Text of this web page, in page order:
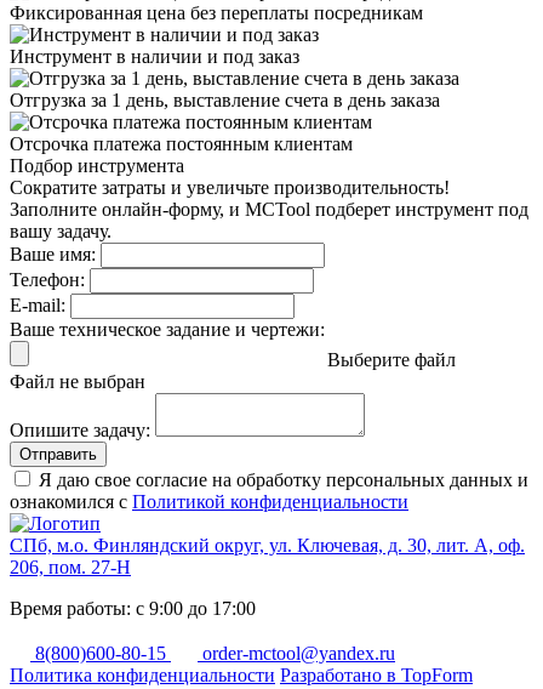
Фиксированная цена без переплаты посредникам
Инструмент в наличии и под заказ
Отгрузка за 1 день, выставление счета в день заказа
Отсрочка платежа постоянным клиентам
Подбор инструмента
Сократите затраты и увеличьте производительность!
Заполните онлайн-форму, и MCTool подберет инструмент под
вашу задачу.
Ваше имя:
Телефон:
E-mail:
Ваше техническое задание и чертежи:
Выберите файл
Файл не выбран
Опишите задачу:
Отправить
Я даю свое согласие на обработку персональных данных и
ознакомился с Политикой конфиденциальности
СПб, м.о. Финляндский округ, ул. Ключевая, д. 30, лит. А, оф.
206, пом. 27-Н
Время работы: с 9:00 до 17:00
8(800)600-80-15
order-mctool@yandex.ru
Политика конфиденциальности Разработано в TopForm